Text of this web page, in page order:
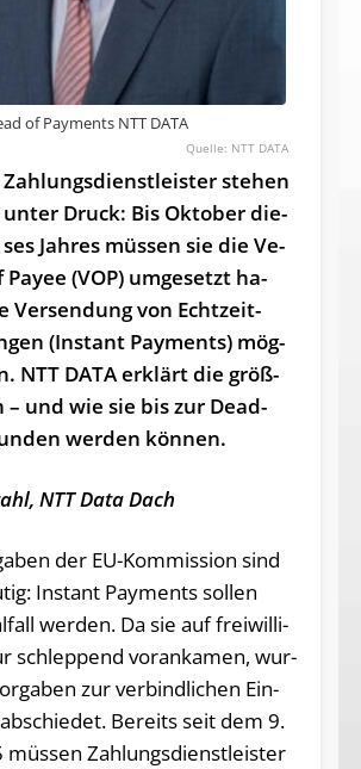
of Payments NTT DATA
NTT DATA
Zah­lungs­dienst­leis­ter ste­hen
un­ter Druck: Bis Ok­to­ber die­
ses Jah­res müs­sen sie die Ve­
(VOP) um­ge­setzt ha­
Ver­sen­dung von Echt­zeit­
(In­stant Pay­ments) mög­
NTT DA­TA er­klärt die grö­ß­
– und wie sie bis zur Dead­
wer­den kön­nen.​
NTT Da­ta Dach
der EU-Kom­mis­si­on sind
In­stant Pay­ments sol­len
wer­den. Da sie auf frei­wil­li­
schlep­pend vor­an­ka­men, wur­
zur ver­bind­li­chen Ein­
Be­reits seit dem 9.
müs­sen Zah­lungs­dienst­leis­ter